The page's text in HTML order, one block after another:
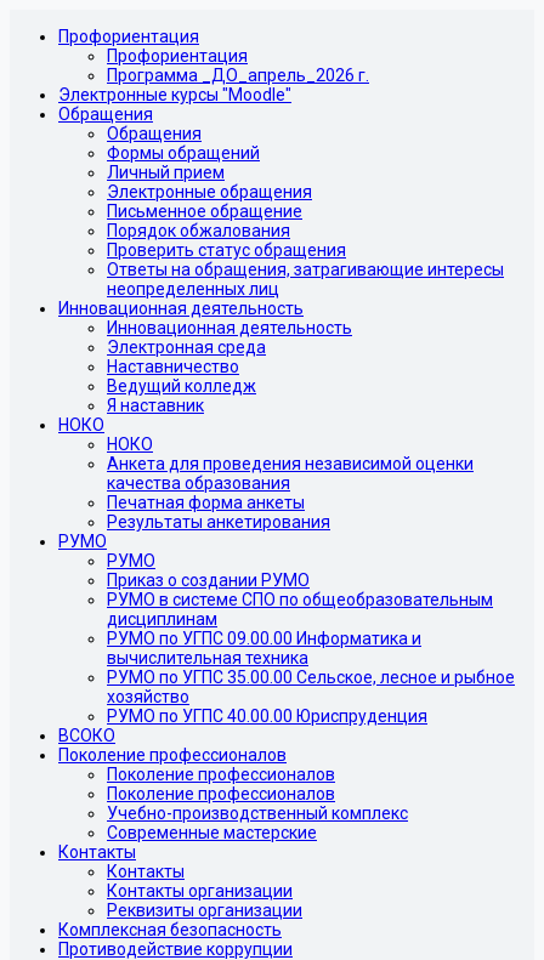
Профориентация
Профориентация
Программа _ДО_апрель_2026 г.
Электронные курсы "Moodle"
Обращения
Обращения
Формы обращений
Личный прием
Электронные обращения
Письменное обращение
Порядок обжалования
Проверить статус обращения
Ответы на обращения, затрагивающие интересы
неопределенных лиц
Инновационная деятельность
Инновационная деятельность
Электронная среда
Наставничество
Ведущий колледж
Я наставник
НОКО
НОКО
Анкета для проведения независимой оценки
качества образования
Печатная форма анкеты
Результаты анкетирования
РУМО
РУМО
Приказ о создании РУМО
РУМО в системе СПО по общеобразовательным
дисциплинам
РУМО по УГПС 09.00.00 Информатика и
вычислительная техника
РУМО по УГПС 35.00.00 Сельское, лесное и рыбное
хозяйство
РУМО по УГПС 40.00.00 Юриспруденция
ВСОКО
Поколение профессионалов
Поколение профессионалов
Поколение профессионалов
Учебно-производственный комплекс
Современные мастерские
Контакты
Контакты
Контакты организации
Реквизиты организации
Комплексная безопасность
Противодействие коррупции